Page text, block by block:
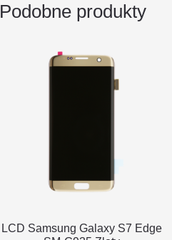
Podobne produkty
LCD Samsung Galaxy S7 Edge